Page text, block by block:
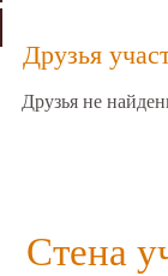
Друзья
Друзья не
Стена